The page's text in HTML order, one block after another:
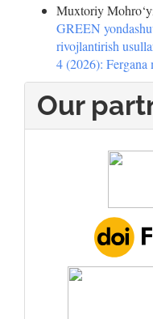
Muxtoriy
GREEN
rivojlantirish
4 (2026): Fergana
Our